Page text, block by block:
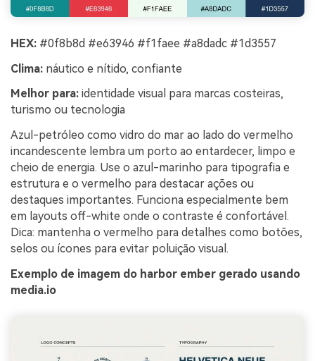
HEX: #0f8b8d #e63946 #f1faee #a8dadc #1d3557
Clima: náutico e nítido, confiante
Melhor para: identidade visual para marcas costeiras,
turismo ou tecnologia
Azul-petróleo como vidro do mar ao lado do vermelho
incandescente lembra um porto ao entardecer, limpo e
cheio de energia. Use o azul-marinho para tipografia e
estrutura e o vermelho para destacar ações ou
destaques importantes. Funciona especialmente bem
em layouts off-white onde o contraste é confortável.
Dica: mantenha o vermelho para detalhes como botões,
selos ou ícones para evitar poluição visual.
Exemplo de imagem do harbor ember gerado usando
media.io